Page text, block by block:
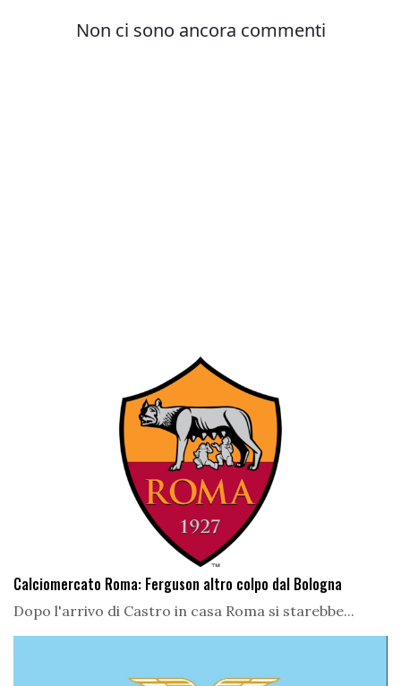
Calciomercato Roma: Ferguson altro colpo dal Bologna
Dopo l'arrivo di Castro in casa Roma si starebbe...